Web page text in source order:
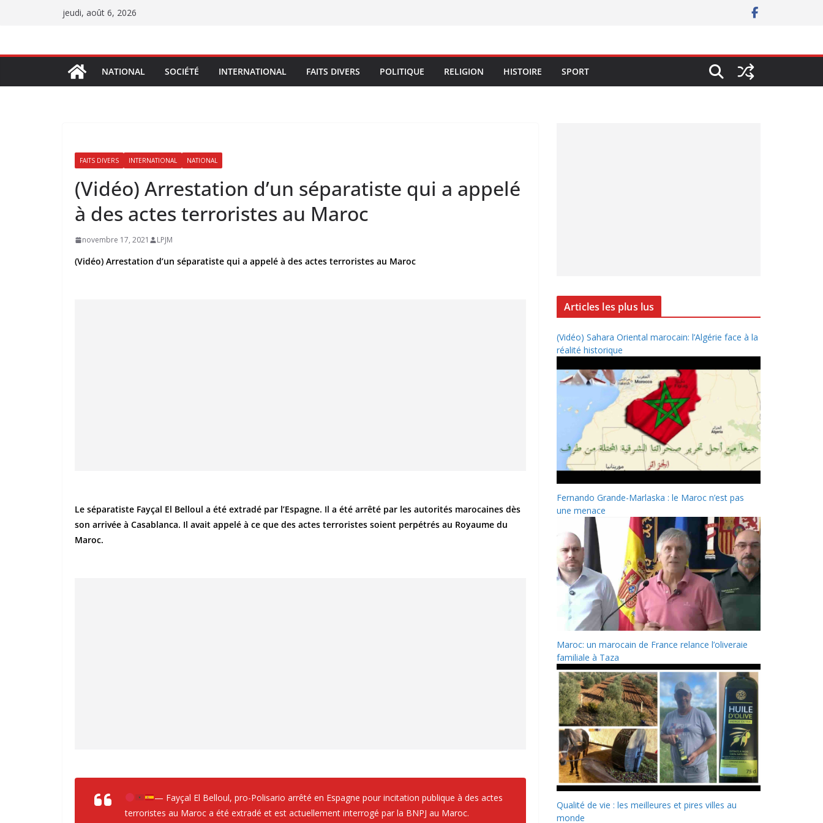
jeudi, août 6, 2026
NATIONAL SOCIÉTÉ INTERNATIONAL FAITS DIVERS POLITIQUE RELIGION HISTOIRE SPORT
FAITS DIVERS INTERNATIONAL NATIONAL
(Vidéo) Arrestation d’un séparatiste qui a appelé
à des actes terroristes au Maroc
novembre 17, 2021 LPJM
(Vidéo) Arrestation d’un séparatiste qui a appelé à des actes terroristes au Maroc
Le séparatiste Fayçal El Belloul a été extradé par l’Espagne. Il a été arrêté par les autorités marocaines dès
son arrivée à Casablanca. Il avait appelé à ce que des actes terroristes soient perpétrés au Royaume du
Maroc.
— Fayçal El Belloul, pro-Polisario arrêté en Espagne pour incitation publique à des actes
terroristes au Maroc a été extradé et est actuellement interrogé par la BNPJ au Maroc.
Articles les plus lus
(Vidéo) Sahara Oriental marocain: l’Algérie face à la
réalité historique
Fernando Grande-Marlaska : le Maroc n’est pas
une menace
Maroc: un marocain de France relance l’oliveraie
familiale à Taza
Qualité de vie : les meilleures et pires villes au
monde